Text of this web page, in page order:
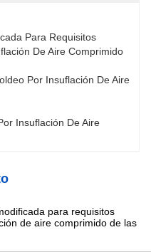
Para Requisitos
De Aire Comprimido
Por Insuflación De Aire
Insuflación De Aire
para requisitos
de aire comprimido de las